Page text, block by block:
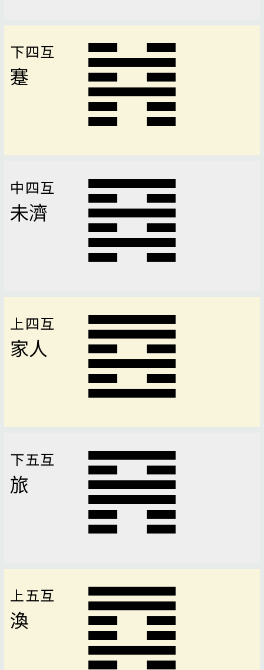
下四互
蹇
中四互
未濟
上四互
家人
下五互
旅
上五互
渙